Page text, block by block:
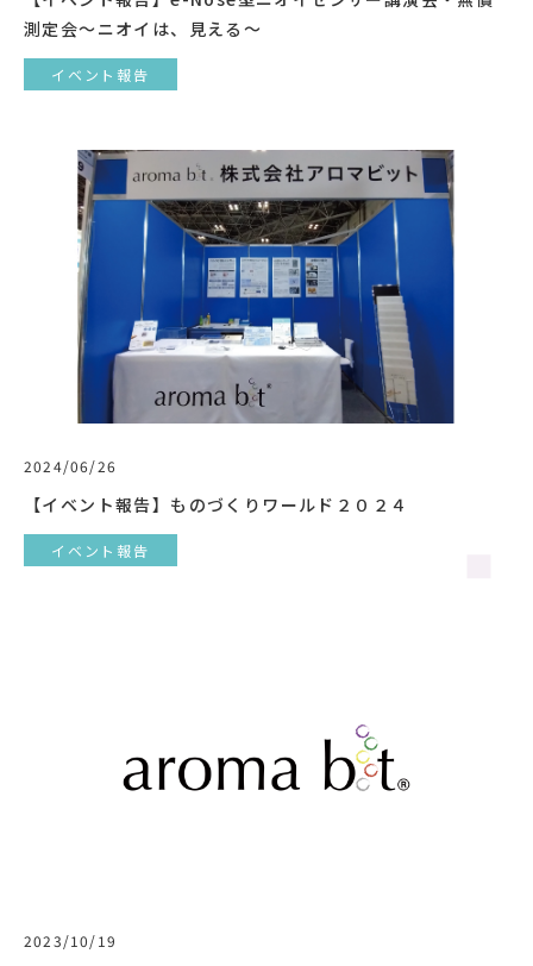
測定会～ニオイは、見える～
イベント報告
2024/06/26
【イベント報告】ものづくりワールド２０２４
イベント報告
2023/10/19